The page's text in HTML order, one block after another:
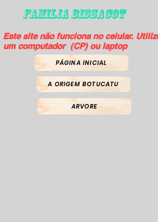
FAMILIA BISSACOT
Este site não funciona no celular. Utilize
um computador (CP) ou laptop
PÁGINA INICIAL
A ORIGEM BOTUCATU
ARVORE